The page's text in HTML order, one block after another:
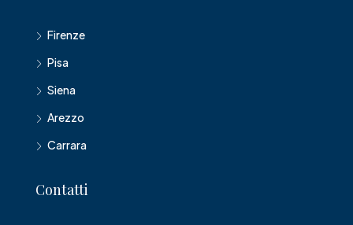
Firenze
Pisa
Siena
Arezzo
Carrara
Contatti